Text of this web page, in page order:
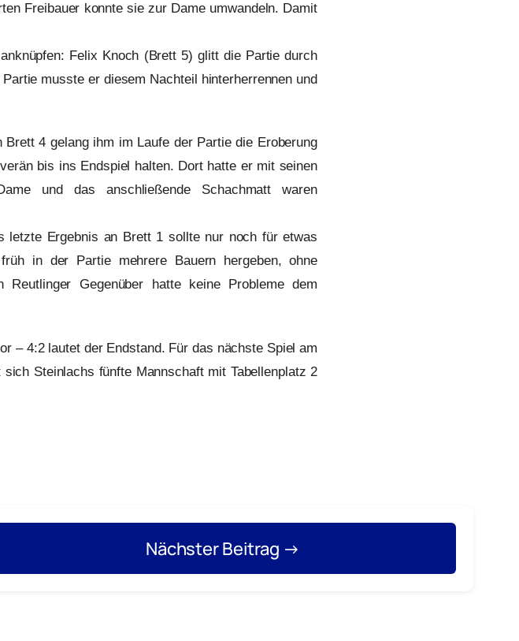
Freibauer konnte sie zur Dame umwandeln. Damit
Felix Knoch (Brett 5) glitt die Partie durch
musste er diesem Nachteil hinterherrennen und
4 gelang ihm im Laufe der Partie die Eroberung
bis ins Endspiel halten. Dort hatte er mit seinen
und das anschließende Schachmatt waren
letzte Ergebnis an Brett 1 sollte nur noch für etwas
in der Partie mehrere Bauern hergeben, ohne
Gegenüber hatte keine Probleme dem
– 4:2 lautet der Endstand. Für das nächste Spiel am
Steinlachs fünfte Mannschaft mit Tabellenplatz 2
Nächster Beitrag →